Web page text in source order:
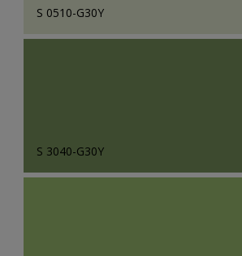
S 0510-G30Y
S 3040-G30Y